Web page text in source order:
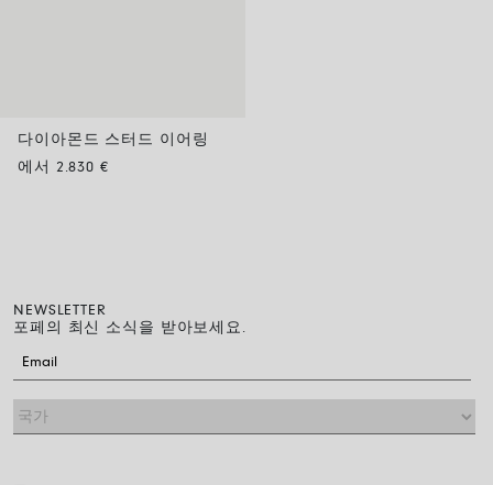
다이아몬드 스터드 이어링
에서 2.830 €
NEWSLETTER
포페의 최신 소식을 받아보세요.